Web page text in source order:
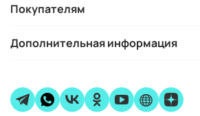
Покупателям
Дополнительная информация